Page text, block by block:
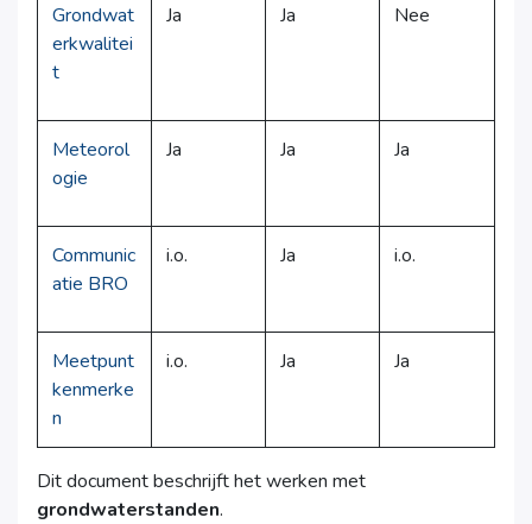
Grondwat
erkwalitei
t
Ja Ja Nee
Meteorol
ogie
Ja Ja Ja
Communic
atie BRO
i.o. Ja i.o.
Meetpunt
kenmerke
n
i.o. Ja Ja
Dit document beschrijft het werken met
grondwaterstanden.